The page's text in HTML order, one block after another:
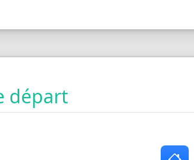
départ